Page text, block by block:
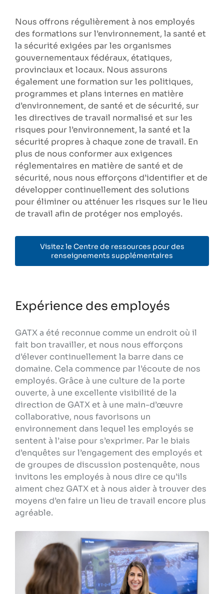
Nous offrons régulièrement à nos employés
des formations sur l’environnement, la santé et
la sécurité exigées par les organismes
gouvernementaux fédéraux, étatiques,
provinciaux et locaux. Nous assurons
également une formation sur les politiques,
programmes et plans internes en matière
d’environnement, de santé et de sécurité, sur
les directives de travail normalisé et sur les
risques pour l’environnement, la santé et la
sécurité propres à chaque zone de travail. En
plus de nous conformer aux exigences
réglementaires en matière de santé et de
sécurité, nous nous efforçons d’identifier et de
développer continuellement des solutions
pour éliminer ou atténuer les risques sur le lieu
de travail afin de protéger nos employés.
Visitez le Centre de ressources pour des
renseignements supplémentaires
Expérience des employés
GATX a été reconnue comme un endroit où il
fait bon travailler, et nous nous efforçons
d’élever continuellement la barre dans ce
domaine. Cela commence par l’écoute de nos
employés. Grâce à une culture de la porte
ouverte, à une excellente visibilité de la
direction de GATX et à une main-d’œuvre
collaborative, nous favorisons un
environnement dans lequel les employés se
sentent à l’aise pour s’exprimer. Par le biais
d’enquêtes sur l’engagement des employés et
de groupes de discussion postenquête, nous
invitons les employés à nous dire ce qu’ils
aiment chez GATX et à nous aider à trouver des
moyens d’en faire un lieu de travail encore plus
agréable.